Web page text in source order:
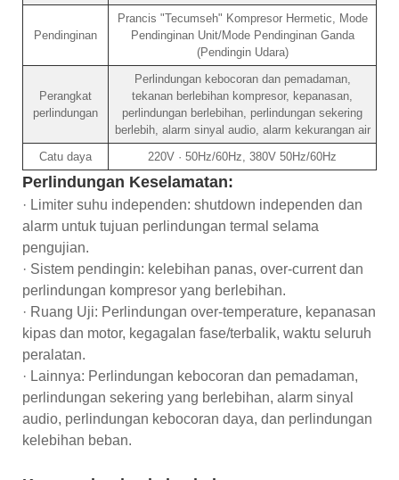
Pendinginan
Prancis "Tecumseh" Kompresor Hermetic, Mode
Pendinginan Unit/Mode Pendinginan Ganda
(Pendingin Udara)
Perangkat
perlindungan
Perlindungan kebocoran dan pemadaman,
tekanan berlebihan kompresor, kepanasan,
perlindungan berlebihan, perlindungan sekering
berlebih, alarm sinyal audio, alarm kekurangan air
Catu daya
220V · 50Hz/60Hz, 380V 50Hz/60Hz
Perlindungan Keselamatan:
· Limiter suhu independen: shutdown independen dan
alarm untuk tujuan perlindungan termal selama
pengujian.
· Sistem pendingin: kelebihan panas, over-current dan
perlindungan kompresor yang berlebihan.
· Ruang Uji: Perlindungan over-temperature, kepanasan
kipas dan motor, kegagalan fase/terbalik, waktu seluruh
peralatan.
· Lainnya: Perlindungan kebocoran dan pemadaman,
perlindungan sekering yang berlebihan, alarm sinyal
audio, perlindungan kebocoran daya, dan perlindungan
kelebihan beban.